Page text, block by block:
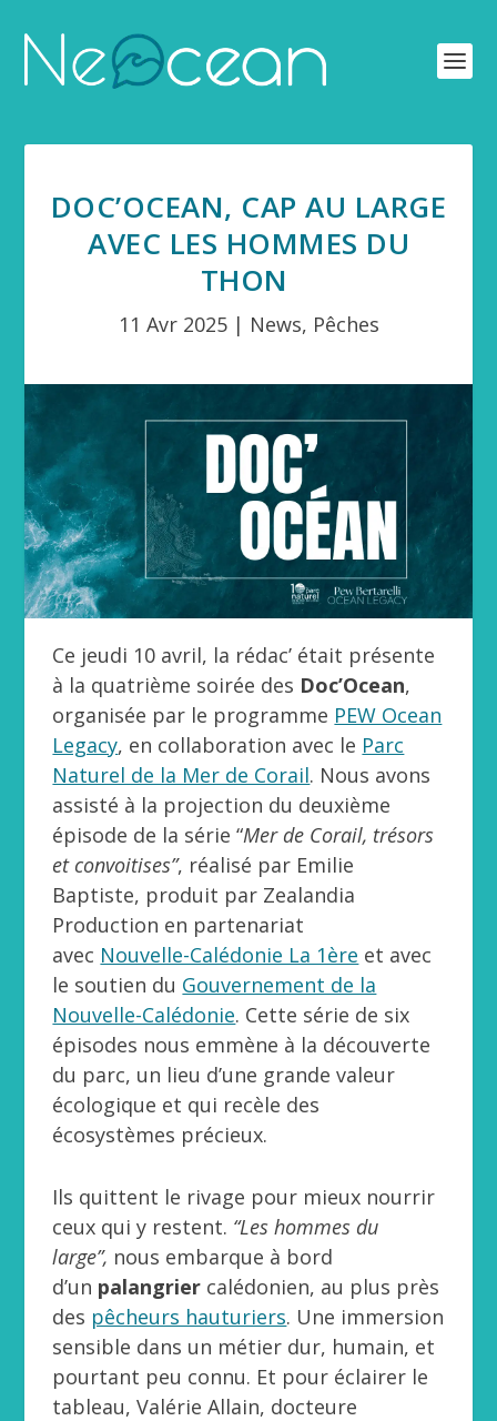
DOC’OCEAN, CAP AU LARGE
AVEC LES HOMMES DU
THON
11 Avr 2025| News, Pêches
Ce jeudi 10 avril, la rédac’ était présente
à la quatrième soirée des Doc’Ocean,
organisée par le programme PEW Ocean
Legacy, en collaboration avec le Parc
Naturel de la Mer de Corail. Nous avons
assisté à la projection du deuxième
épisode de la série “Mer de Corail, trésors
et convoitises”, réalisé par Emilie
Baptiste, produit par Zealandia
Production en partenariat
avec Nouvelle-Calédonie La 1ère et avec
le soutien du Gouvernement de la
Nouvelle-Calédonie. Cette série de six
épisodes nous emmène à la découverte
du parc, un lieu d’une grande valeur
écologique et qui recèle des
écosystèmes précieux.
Ils quittent le rivage pour mieux nourrir
ceux qui y restent. “Les hommes du
large”, nous embarque à bord
d’un palangrier calédonien, au plus près
des pêcheurs hauturiers. Une immersion
sensible dans un métier dur, humain, et
pourtant peu connu. Et pour éclairer le
tableau, Valérie Allain, docteure